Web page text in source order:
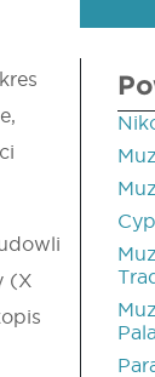
(X